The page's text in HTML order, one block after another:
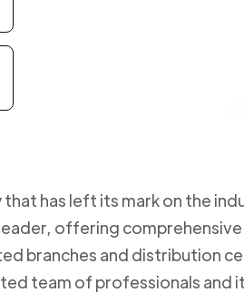
has left its mark on the
offering
branches and distribution
team of professionals